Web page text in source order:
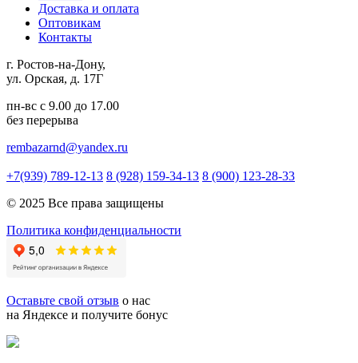
Доставка и оплата
Оптовикам
Контакты
г. Ростов-на-Дону,
ул. Орская, д. 17Г
пн-вс с 9.00 до 17.00
без перерыва
rembazarnd@yandex.ru
+7(939) 789-12-13 8 (928) 159-34-13 8 (900) 123-28-33
© 2025 Все права защищены
Политика конфиденциальности
Оставьте свой отзыв о нас
на Яндексе и получите бонус